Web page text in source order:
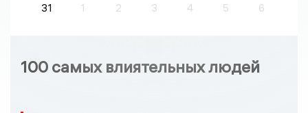
31
1 2 3 4 5 6
100 самых влиятельных людей